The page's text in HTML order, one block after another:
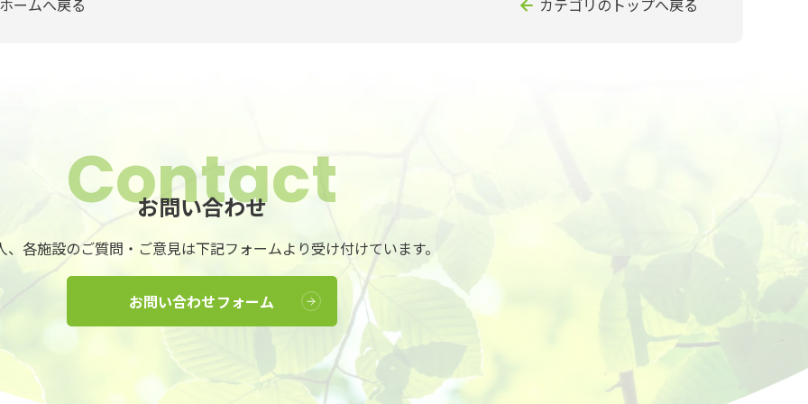
カテゴリのトップへ戻る
ホームへ戻る
Contact
お問い合わせ
、各施設のご質問・ご意見は下記フォームより受け付けています。
お問い合わせフォーム